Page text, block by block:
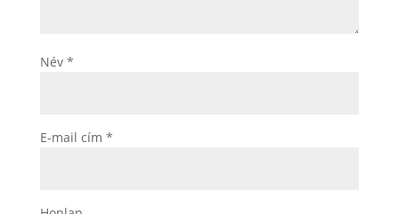
Név *
E-mail cím *